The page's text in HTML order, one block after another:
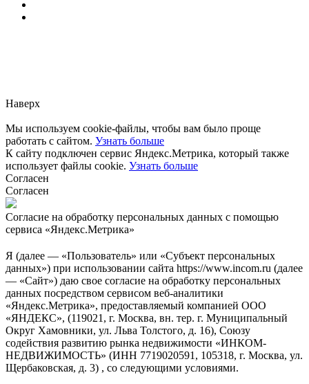
Наверх
Мы используем cookie-файлы, чтобы вам было проще
работать с сайтом. Узнать больше
К сайту подключен сервис Яндекс.Метрика, который также
использует файлы cookie. Узнать больше
Согласен
Согласен
Согласие на обработку персональных данных с помощью
сервиса «Яндекс.Метрика»
Я (далее — «Пользователь» или «Субъект персональных
данных») при использовании сайта https://www.incom.ru (далее
— «Сайт») даю свое согласие на обработку персональных
данных посредством сервисом веб-аналитики
«Яндекс.Метрика», предоставляемый компанией ООО
«ЯНДЕКС», (119021, г. Москва, вн. тер. г. Муниципальный
Округ Хамовники, ул. Льва Толстого, д. 16), Союзу
содействия развитию рынка недвижимости «ИНКОМ-
НЕДВИЖИМОСТЬ» (ИНН 7719020591, 105318, г. Москва, ул.
Щербаковская, д. 3) , со следующими условиями.